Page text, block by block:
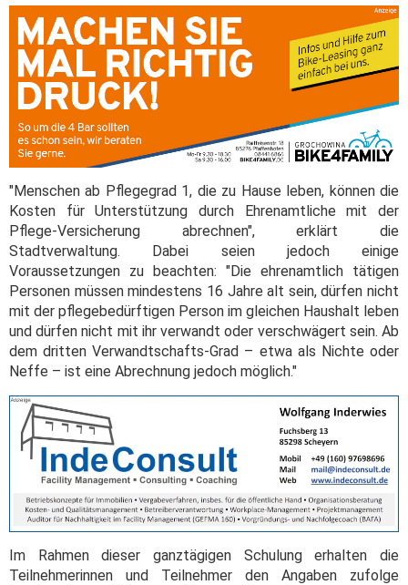
"Menschen ab Pflegegrad 1, die zu Hause leben, können die
Kosten für Unterstützung durch Ehrenamtliche mit der
Pflege-Versicherung abrechnen", erklärt die
Stadtverwaltung. Dabei seien jedoch einige
Voraussetzungen zu beachten: "Die ehrenamtlich tätigen
Personen müssen mindestens 16 Jahre alt sein, dürfen nicht
mit der pflegebedürftigen Person im gleichen Haushalt leben
und dürfen nicht mit ihr verwandt oder verschwägert sein. Ab
dem dritten Verwandtschafts-Grad – etwa als Nichte oder
Neffe – ist eine Abrechnung jedoch möglich."
Im Rahmen dieser ganztägigen Schulung erhalten die
Teilnehmerinnen und Teilnehmer den Angaben zufolge